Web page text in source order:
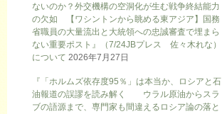
ないのか？外交機構の空洞化が生む戦争終結能力
の欠如 【ワシントンから眺める東アジア】国務
省職員の大量流出と大統領への忠誠審査で埋まら
ない重要ポスト』（7/24JBプレス 佐々木れな）
について 2026年7月27日
『「ホルムズ依存度95％」は本当か、ロシアと石
油報道の誤謬を読み解く ウラル原油からスラ
ブの語源まで、専門家も間違えるロシア論の落と